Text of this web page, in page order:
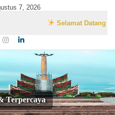
7, 2026
Selamat Datang di
Terpercaya